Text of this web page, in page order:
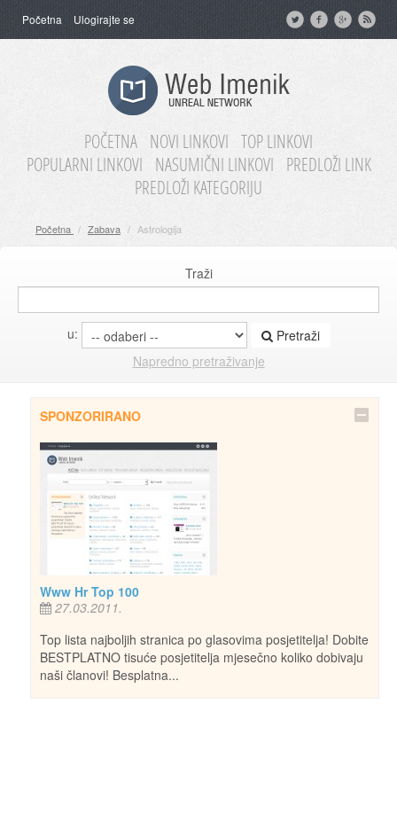
Početna Ulogirajte se
POČETNA NOVI LINKOVI TOP LINKOVI
POPULARNI LINKOVI
NASUMIČNI LINKOVI
PREDLOŽI LINK
PREDLOŽI KATEGORIJU
Početna / Zabava / Astrologija
Traži
u:
Pretraži
Napredno pretraživanje
SPONZORIRANO
Www Hr Top 100
27.03.2011.
Top lista najboljih stranica po glasovima posjetitelja! Dobite
BESTPLATNO tisuće posjetitelja mjesečno koliko dobivaju
naši članovi! Besplatna...